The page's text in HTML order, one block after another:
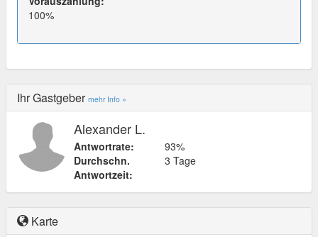
100%
Ihr Gastgeber mehr Info »
Alexander L.
Antwortrate:
93%
Durchschn.
Antwortzeit:
3 Tage
Karte